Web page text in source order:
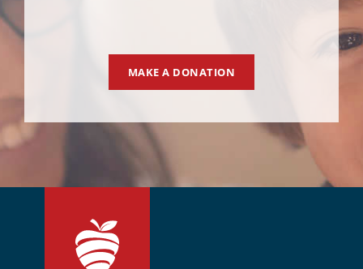
MAKE A DONATION